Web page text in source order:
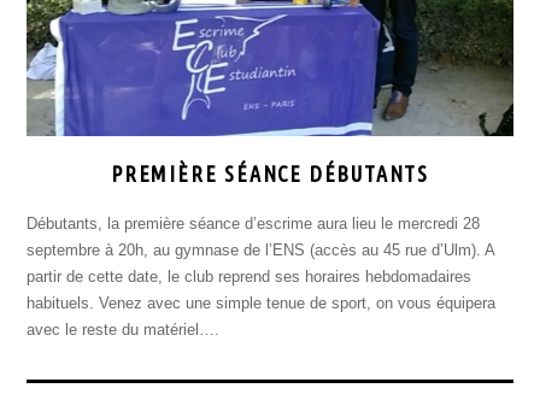
PREMIÈRE SÉANCE DÉBUTANTS
Débutants, la première séance d’escrime aura lieu le mercredi 28
septembre à 20h, au gymnase de l’ENS (accès au 45 rue d’Ulm). A
partir de cette date, le club reprend ses horaires hebdomadaires
habituels. Venez avec une simple tenue de sport, on vous équipera
avec le reste du matériel….